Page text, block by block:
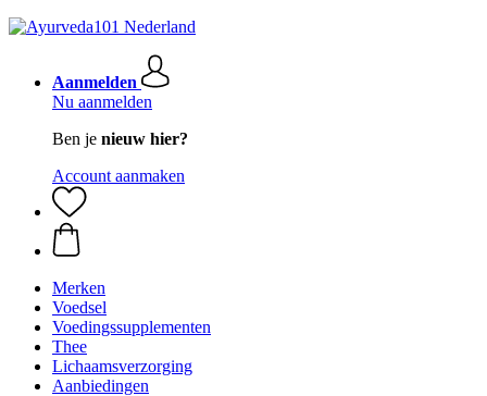
Aanmelden
Nu aanmelden
Ben je nieuw hier?
Account aanmaken
Merken
Voedsel
Voedingssupplementen
Thee
Lichaamsverzorging
Aanbiedingen